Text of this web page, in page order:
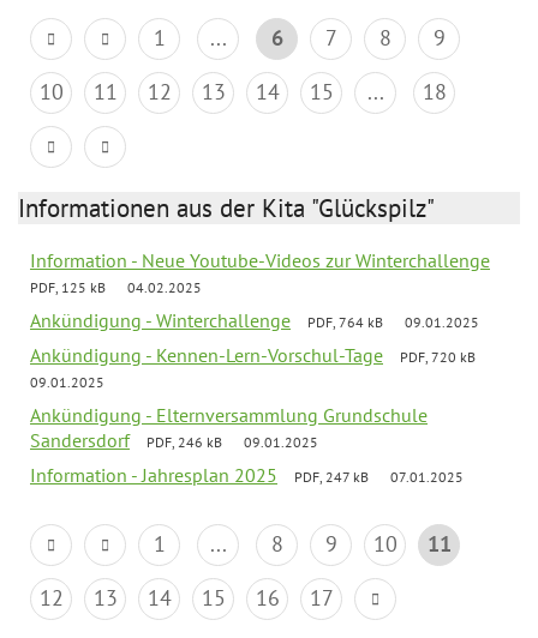
1 ... 6 7 8
9
10
11 12 13 14 15 ... 18
Informationen aus der Kita "Glückspilz"
Information - Neue Youtube-Videos zur Winterchallenge
PDF, 125 kB 04.02.2025
Ankündigung - Winterchallenge PDF, 764 kB 09.01.2025
Ankündigung - Kennen-Lern-Vorschul-Tage
PDF, 720 kB
09.01.2025
Ankündigung - Elternversammlung Grundschule
Sandersdorf
PDF, 246 kB 09.01.2025
Information - Jahresplan 2025 PDF, 247 kB 07.01.2025
1 ... 8 9 10
11
12
13 14 15 16 17